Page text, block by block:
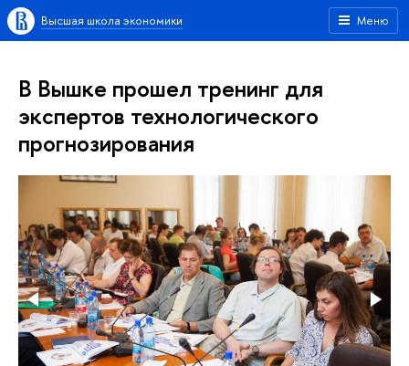
Меню
Высшая школа экономики
В Вышке прошел тренинг для
экспертов технологического
прогнозирования